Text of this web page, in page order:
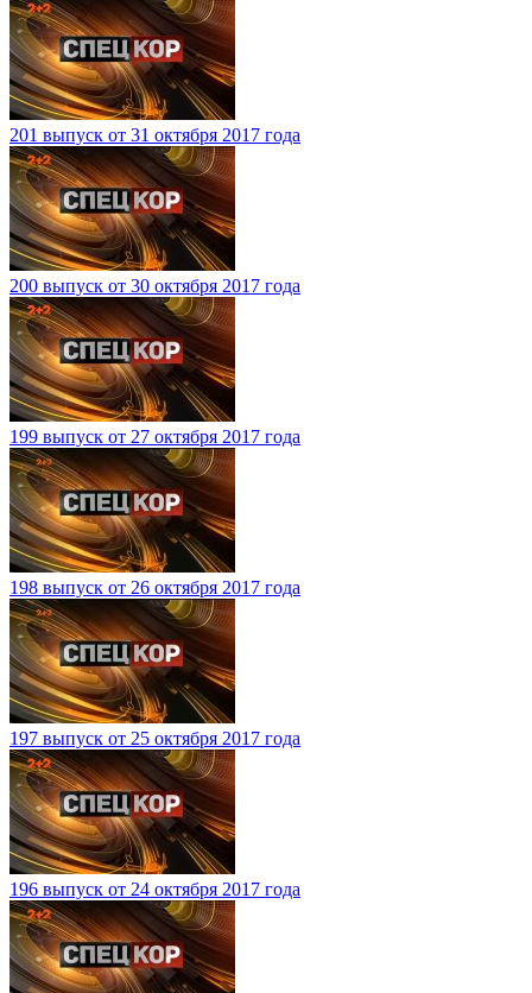
201 выпуск от 31 октября 2017 года
200 выпуск от 30 октября 2017 года
199 выпуск от 27 октября 2017 года
198 выпуск от 26 октября 2017 года
197 выпуск от 25 октября 2017 года
196 выпуск от 24 октября 2017 года